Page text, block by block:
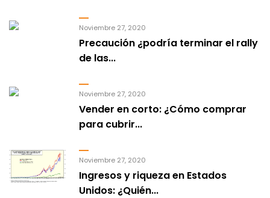
Noviembre 27, 2020
Precaución ¿podría terminar el rally
de las...
Noviembre 27, 2020
Vender en corto: ¿Cómo comprar
para cubrir...
Noviembre 27, 2020
Ingresos y riqueza en Estados
Unidos: ¿Quién...